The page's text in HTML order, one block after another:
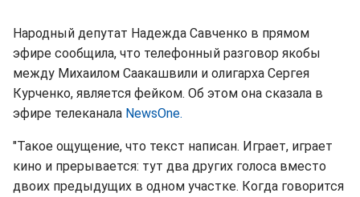
Народный депутат Надежда Савченко в прямом
эфире сообщила, что телефонный разговор якобы
между Михаилом Саакашвили и олигарха Сергея
Курченко, является фейком. Об этом она сказала в
эфире телеканала NewsOne.
"Такое ощущение, что текст написан. Играет, играет
кино и прерывается: тут два других голоса вместо
двоих предыдущих в одном участке. Когда говорится